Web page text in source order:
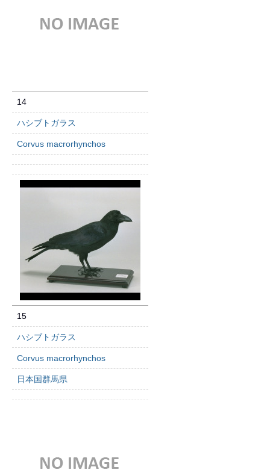
14
ハシブトガラス
Corvus macrorhynchos
15
ハシブトガラス
Corvus macrorhynchos
日本国群馬県